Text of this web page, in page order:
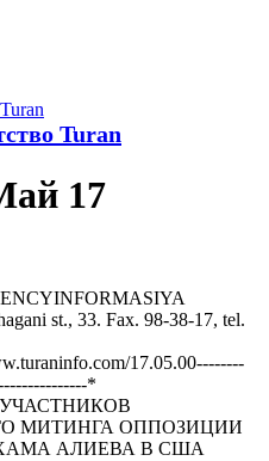
Turan
17
st., 33. Fax. 98-38-17, tel.
17.05.00--------
*
МИТИHГА ОППОЗИЦИИ
АЛИЕВА В США